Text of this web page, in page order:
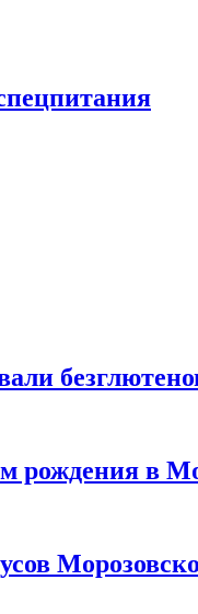
рождения в